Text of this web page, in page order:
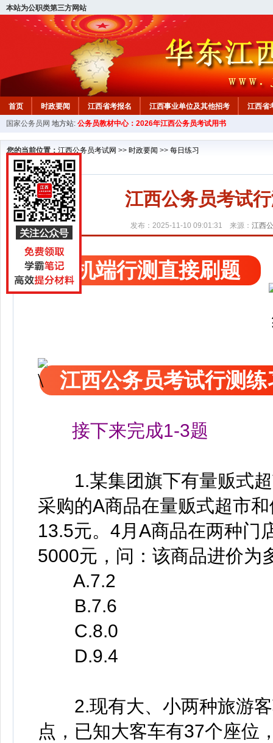
本站为公职类第三方网站
首页 时政要闻 江西省考报名 江西事业单位及其他招考 江西省
教材中心
国家公务员网 地方站: 公务员教材中心：2026年江西公务员考试用书
您的当前位置： 江西公务员考试网 >> 时政要闻 >> 每日练习
江西公务员考试
发布：2025-11-10 09:01:31 来源： 江西
手机端行测直接刷题
江西公务员考试行测练
接下来完成1-3题
1.某集团旗下有量贩式超
采购的A商品在量贩式超市
13.5元。4月A商品在两种门
5000元，问：该商品进价为
A.7.2
B.7.6
C.8.0
D.9.4
2.现有大、小两种旅游客
点，已知大客车有37个座位